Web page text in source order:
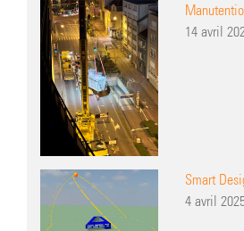
14 avril
Smart
4 avril